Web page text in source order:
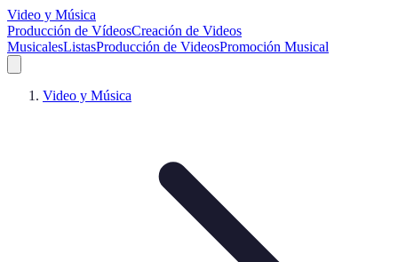
Video y Música
Producción de VídeosCreación de Videos
MusicalesListasProducción de VideosPromoción Musical
Video y Música